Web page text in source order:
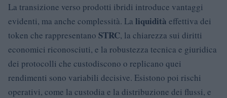
La transizione verso prodotti ibridi introduce vantaggi
evidenti, ma anche complessità. La liquidità effettiva dei
token che rappresentano STRC, la chiarezza sui diritti
economici riconosciuti, e la robustezza tecnica e giuridica
dei protocolli che custodiscono o replicano quei
rendimenti sono variabili decisive. Esistono poi rischi
operativi, come la custodia e la distribuzione dei flussi, e